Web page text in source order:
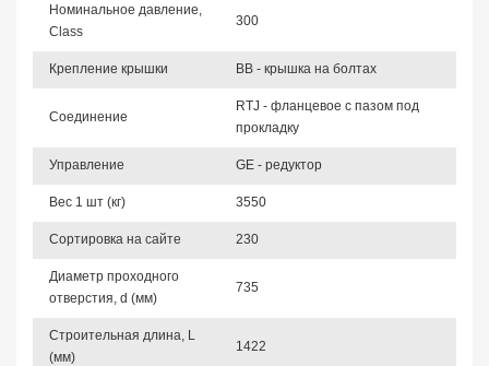
Номинальное давление,
Class
300
Крепление крышки BB - крышка на болтах
Соединение
RTJ - фланцевое с пазом под
прокладку
Управление GE - редуктор
Вес 1 шт (кг) 3550
Сортировка на сайте 230
Диаметр проходного
отверстия, d (мм)
735
Строительная длина, L
(мм)
1422